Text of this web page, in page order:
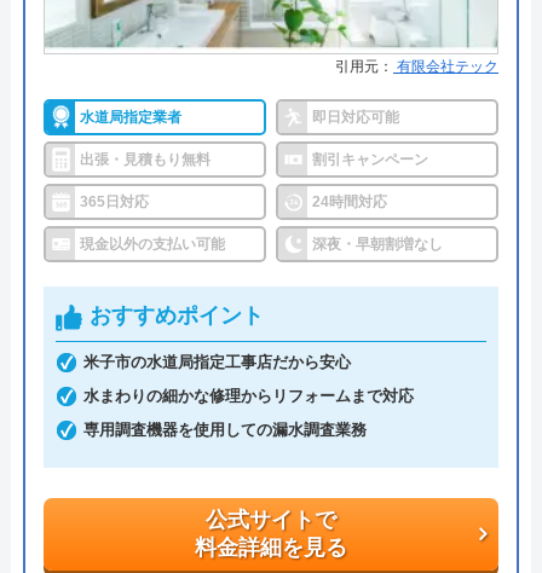
営業時間は24時間年中無休なので、緊急のトラブル
が発生した際でもすぐに対応してもらえて安心で
す。見積もりは無料で実施しているので、ご相談も
兼ねて実施してみるのもよいでしょう。
依頼時には「ホームページを見た」と伝えると2,000
円の割引が適用されます。お得に施工を依頼できる
公式サイトで
料金詳細を見る
今すぐ電話で相談する
引用元： 有限会社テック
水道局指定業者 即日対応可能
出張・見積もり無料 割引キャンペーン
365日対応 24時間対応
現金以外の支払い可能 深夜・早朝割増なし
おすすめポイント
米子市の水道局指定工事店だから安心
水まわりの細かな修理からリフォームまで対応
専用調査機器を使用しての漏水調査業務
公式サイトで
料金詳細を見る